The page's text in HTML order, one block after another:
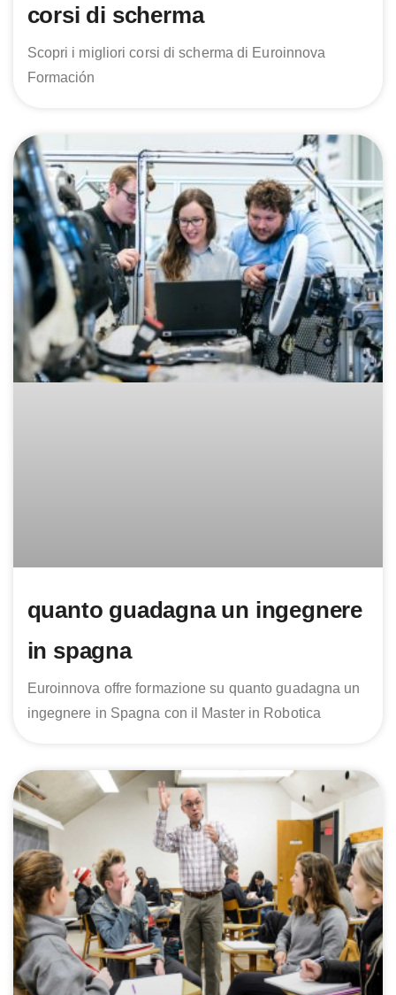
corsi di scherma
Scopri i migliori corsi di scherma di Euroinnova
Formación
quanto guadagna un ingegnere
in spagna
Euroinnova offre formazione su quanto guadagna un
ingegnere in Spagna con il Master in Robotica